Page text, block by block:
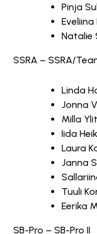
Pinja
Eveliina
Natalie
SSRA – SSRA/
Linda
Jonna
Milla
Iida
Laura
Janna
Tuuli
Eerika
SB-Pro – SB-Pro II